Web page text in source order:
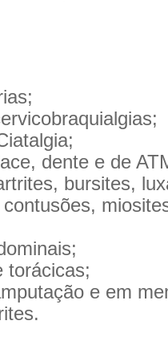
dente e de
bursites,
torácicas;
e em